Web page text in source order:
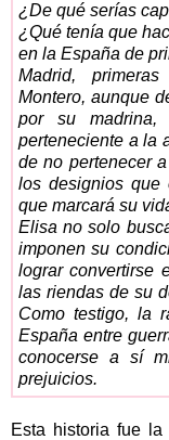
¿De qué serías
¿Qué tenía que
en la España de
Madrid,
Montero, aunque
por su madrina,
perteneciente a la
de no pertenecer
los designios que
que marcará su
Elisa no solo
imponen su
lograr convertirse
las riendas de su
Como testigo, la
España entre
conocerse a sí
prejuicios.
Esta historia fue